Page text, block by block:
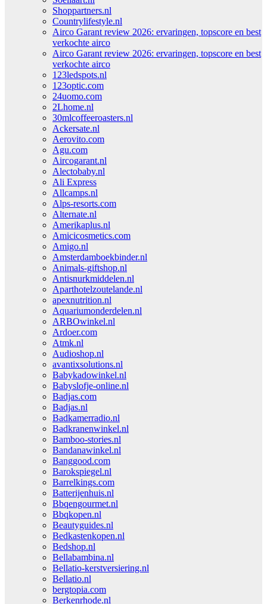
Shoppartners.nl
Countrylifestyle.nl
Airco Garant review 2026: ervaringen, topscore en best
verkochte airco
Airco Garant review 2026: ervaringen, topscore en best
verkochte airco
123ledspots.nl
123optic.com
24uomo.com
2Lhome.nl
30mlcoffeeroasters.nl
Ackersate.nl
Aerovito.com
Agu.com
Aircogarant.nl
Alectobaby.nl
Ali Express
Allcamps.nl
Alps-resorts.com
Alternate.nl
Amerikaplus.nl
Amicicosmetics.com
Amigo.nl
Amsterdamboekbinder.nl
Animals-giftshop.nl
Antisnurkmiddelen.nl
Aparthotelzoutelande.nl
apexnutrition.nl
Aquariumonderdelen.nl
ARBOwinkel.nl
Ardoer.com
Atmk.nl
Audioshop.nl
avantixsolutions.nl
Babykadowinkel.nl
Babyslofje-online.nl
Badjas.com
Badjas.nl
Badkamerradio.nl
Badkranenwinkel.nl
Bamboo-stories.nl
Bandanawinkel.nl
Banggood.com
Barokspiegel.nl
Barrelkings.com
Batterijenhuis.nl
Bbqengourmet.nl
Bbqkopen.nl
Beautyguides.nl
Bedkastenkopen.nl
Bedshop.nl
Bellabambina.nl
Bellatio-kerstversiering.nl
Bellatio.nl
bergtopia.com
Berkenrhode.nl